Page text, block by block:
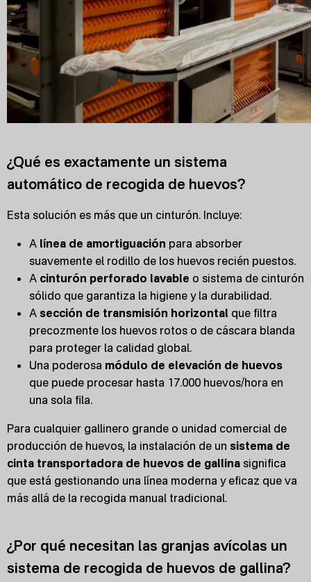
¿Qué es exactamente un sistema
automático de recogida de huevos?
Esta solución es más que un cinturón. Incluye:
A línea de amortiguación para absorber
suavemente el rodillo de los huevos recién puestos.
A cinturón perforado lavable o sistema de cinturón
sólido que garantiza la higiene y la durabilidad.
A sección de transmisión horizontal que filtra
precozmente los huevos rotos o de cáscara blanda
para proteger la calidad global.
Una poderosa módulo de elevación de huevos
que puede procesar hasta 17.000 huevos/hora en
una sola fila.
Para cualquier gallinero grande o unidad comercial de
producción de huevos, la instalación de un sistema de
cinta transportadora de huevos de gallina significa
que está gestionando una línea moderna y eficaz que va
más allá de la recogida manual tradicional.
¿Por qué necesitan las granjas avícolas un
sistema de recogida de huevos de gallina?